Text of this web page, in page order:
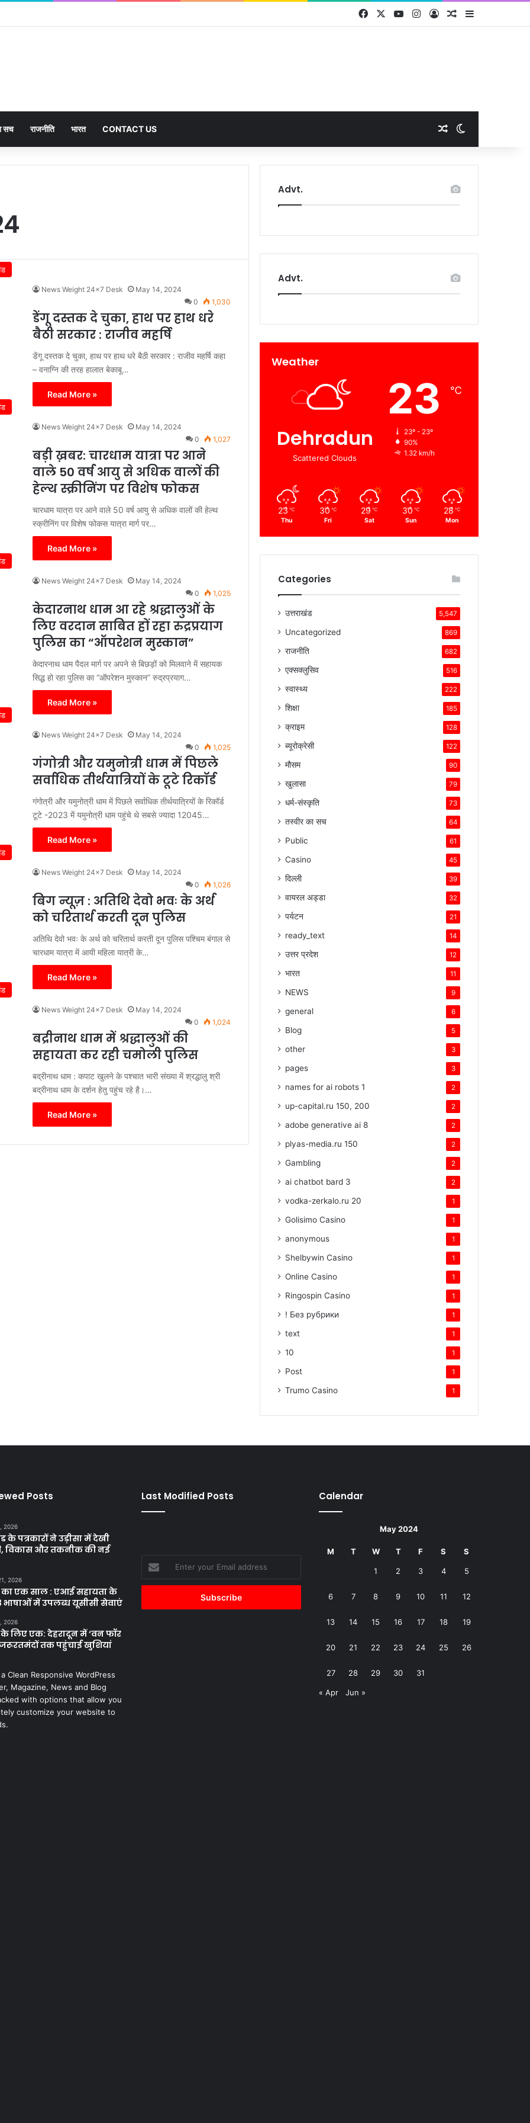
Facebook YouTubeInstagram
Log InRandom Article
सच राजनीति भारत CONTACT US Random Article
News Weight 24x7 Desk
May 14, 2024
0
1,030
डेंगू दस्तक दे चुका, हाथ पर हाथ धरे
बैठी सरकार : राजीव महर्षि
डेंगू दस्तक दे चुका, हाथ पर हाथ धरे बैठी सरकार : राजीव महर्षि कहा
– वनाग्नि की तरह हालात बेकाबू…
Read More »
News Weight 24x7 Desk
May 14, 2024
0
1,027
बड़ी ख़बर: चारधाम यात्रा पर आने
वाले 50 वर्ष आयु से अधिक वालों की
हेल्थ स्क्रीनिंग पर विशेष फोकस
चारधाम यात्रा पर आने वाले 50 वर्ष आयु से अधिक वालों की हेल्थ
स्क्रीनिंग पर विशेष फोकस यात्रा मार्ग पर…
Read More »
News Weight 24x7 Desk
May 14, 2024
0
1,025
केदारनाथ धाम आ रहे श्रद्धालुओं के
लिए वरदान साबित हों रहा रुद्रप्रयाग
पुलिस का “ऑपरेशन मुस्कान”
केदारनाथ धाम पैदल मार्ग पर अपने से बिछड़ों को मिलवाने में सहायक
सिद्ध हो रहा पुलिस का “ऑपरेशन मुस्कान” रुद्रप्रयाग…
Read More »
News Weight 24x7 Desk
May 14, 2024
0
1,025
गंगोत्री और यमुनोत्री धाम में पिछले
सर्वाधिक तीर्थयात्रियों के टूटे रिकॉर्ड
गंगोत्री और यमुनोत्री धाम में पिछले सर्वाधिक तीर्थयात्रियों के रिकॉर्ड
टूटे -2023 में यमुनोत्री धाम पहुंचे थे सबसे ज्यादा 12045…
Read More »
News Weight 24x7 Desk
May 14, 2024
0
1,026
बिग न्यूज़ : अतिथि देवो भवः के अर्थ
को चरितार्थ करती दून पुलिस
अतिथि देवो भवः के अर्थ को चरितार्थ करती दून पुलिस पश्चिम बंगाल से
चारधाम यात्रा में आयी महिला यात्री के…
Read More »
News Weight 24x7 Desk
May 14, 2024
0
1,024
बद्रीनाथ धाम में श्रद्धालुओं की
सहायता कर रही चमोली पुलिस
बद्रीनाथ धाम : कपाट खुलने के पश्चात भारी संख्या में श्रद्धालु श्री
बद्रीनाथ धाम के दर्शन हेतु पहुंच रहे है।…
Read More »
Advt.
Advt.
Weather
Dehradun
Scattered Clouds
23 ℃
23º - 23º
90%
1.32 km/h
23 ℃
Thu
30 ℃
Fri
29 ℃
Sat
30 ℃
Sun
28 ℃
Mon
Categories
उत्तराखंड 5,547
Uncategorized 869
राजनीति 682
एक्सक्लुसिव 516
स्वास्थ्य 222
शिक्षा 185
क्राइम 128
ब्यूरोक्रेसी 122
मौसम 90
खुलासा 79
धर्म-संस्कृति 73
तस्वीर का सच 64
Public 61
Casino 45
दिल्ली 39
वायरल अड्डा 32
पर्यटन 21
ready_text 14
उत्तर प्रदेश 12
भारत 11
NEWS 9
general 6
Blog 5
other 3
pages 3
names for ai robots 1 2
up-capital.ru 150, 200 2
adobe generative ai 8 2
plyas-media.ru 150 2
Gambling 2
ai chatbot bard 3 2
vodka-zerkalo.ru 20 1
Golisimo Casino 1
anonymous 1
Shelbywin Casino 1
Online Casino 1
Ringospin Casino 1
! Без рубрики 1
text 1
10 1
Post 1
Trumo Casino 1
Posts
2026
के पत्रकारों ने उड़ीसा में देखी
विकास और तकनीक की नई
2026
का एक साल : एआई सहायता के
भाषाओं में उपलब्ध यूसीसी सेवाएं
2026
लिए एक: देहरादून में ‘वन फॉर
तक पहुंचाई खुशियां
Clean Responsive WordPress
Magazine, News and Blog
with options that allow you
customize your website to
Last Modified Posts
your
Email
Calendar
May 2024
M T W T F S S
1 2 3 4 5
6 7 8 9 10 11 12
13 14 15 16 17 18 19
20 21 22 23 24 25 26
27 28 29 30 31
« Apr Jun »